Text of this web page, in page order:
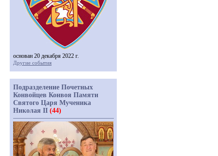
основан 20 декабря 2022 г.
Другие события
Подразделение Почетных
Конвойцев Конвоя Памяти
Святого Царя Мученика
Николая II (44)